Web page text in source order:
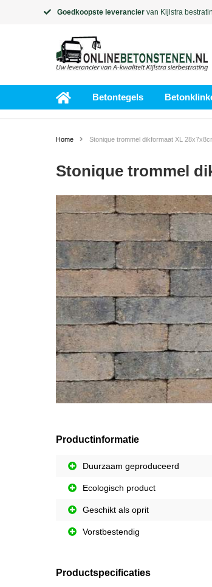
Goedkoopste leverancier van Kijlstra
Betontegels
Home Stonique trommel dikformaat XL
Stonique trommel
Productinformatie
Duurzaam geproduceerd
Ecologisch product
Geschikt als oprit
Vorstbestendig
Productspecificaties